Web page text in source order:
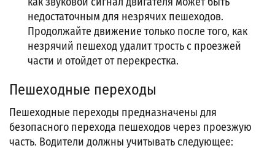
недостаточным для незрячих пешеходов.
Продолжайте движение только после того, как
незрячий пешеход удалит трость с проезжей
части и отойдет от перекрестка.
Пешеходные переходы
Пешеходные переходы предназначены для
безопасного перехода пешеходов через проезжую
часть. Водители должны учитывать следующее: